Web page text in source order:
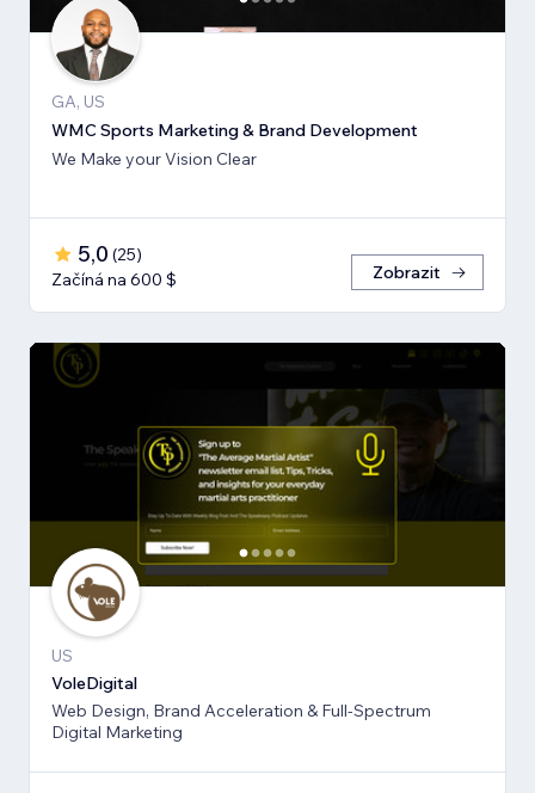
GA, US
WMC Sports Marketing & Brand Development
We Make your Vision Clear
5,0 (25)
Začíná na 600 $
Zobrazit
US
VoleDigital
Web Design, Brand Acceleration & Full-Spectrum
Digital Marketing